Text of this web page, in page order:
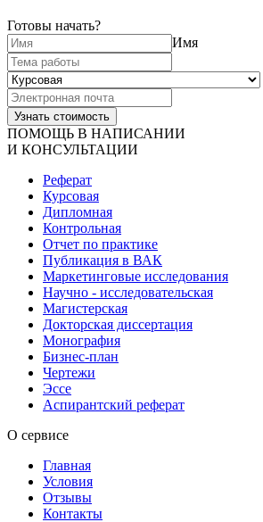
Готовы начать?
Имя
ПОМОЩЬ В НАПИСАНИИ
И КОНСУЛЬТАЦИИ
Реферат
Курсовая
Дипломная
Контрольная
Отчет по практике
Публикация в ВАК
Маркетинговые исследования
Научно - исследовательская
Магистерская
Докторская диссертация
Монография
Бизнес-план
Чертежи
Эссе
Аспирантский реферат
О сервисе
Главная
Условия
Отзывы
Контакты